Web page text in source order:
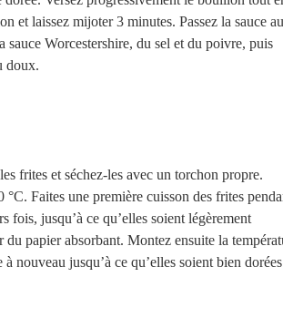
et laissez mijoter 3 minutes. Passez la sauce au
sauce Worcestershire, du sel et du poivre, puis
doux.
frites et séchez-les avec un torchon propre.
°C. Faites une première cuisson des frites
fois, jusqu’à ce qu’elles soient légèrement
du papier absorbant. Montez ensuite la
nouveau jusqu’à ce qu’elles soient bien